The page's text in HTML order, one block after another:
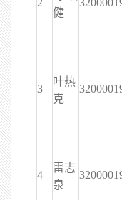
2
健
3
叶热
克
4
雷志
泉